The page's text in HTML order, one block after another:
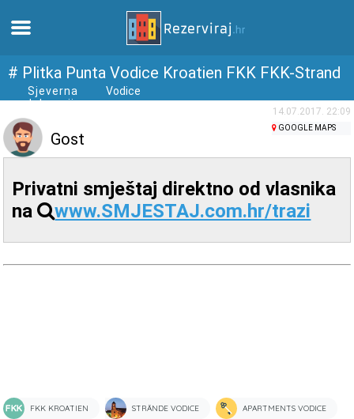
Zuhause
Apartments
Touristeninformation
Strände
webcams
# Plitka Punta Vodice Kroatien FKK FKK-Strand
Sjeverna
dalmacija
Vodice
14.07.2017. 22:09
Gost
GOOGLE MAPS
Privatni smještaj direktno od vlasnika
na
www.SMJESTAJ.com.hr/trazi
FKK KROATIEN STRÄNDE VODICE APARTMENTS VODICE